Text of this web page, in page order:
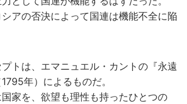
アの否決によって国連は機能不全に陥
トは、エマニュエル・カントの『永遠
年）によるものだ。
家を、欲望も理性も持ったひとつの